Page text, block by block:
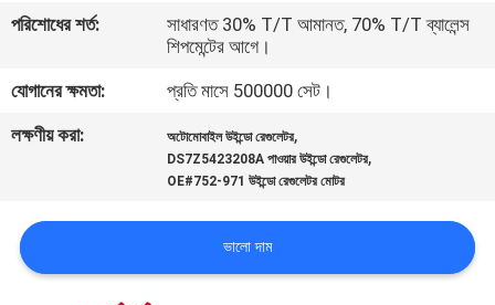
খবর
একটি
উদ্ধৃতি
করুন
সাইটম্যাপ
পরিশোধের শর্ত:
সাধারণত 30% T/T আমানত, 70% T/T ব্যালেন্স
শিপমেন্টের আগে।
যোগানের ক্ষমতা:
প্রতি মাসে 500000 সেট।
লক্ষণীয় করা:
অটোমোবাইল উইন্ডো রেগুলেটর,
DS7Z5423208A পাওয়ার উইন্ডো রেগুলেটর,
OE#752-971 উইন্ডো রেগুলেটর মোটর
ভালো দাম